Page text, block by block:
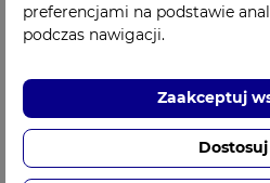
preferencjami na podstawie
podczas nawigacji.
Dostosuj
Zaakceptuj